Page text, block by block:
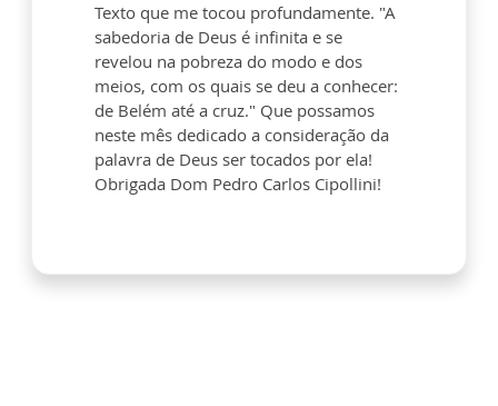
Texto que me tocou profundamente. "A
sabedoria de Deus é infinita e se
revelou na pobreza do modo e dos
meios, com os quais se deu a conhecer:
de Belém até a cruz." Que possamos
neste mês dedicado a consideração da
palavra de Deus ser tocados por ela!
Obrigada Dom Pedro Carlos Cipollini!